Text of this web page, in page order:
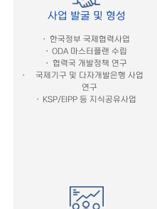
사업 발굴 및 형성
한국정부 국제협력사업
ODA 마스터플랜 수립
협력국 개발정책 연구
국제기구 및 다자개발은행 사업
연구
KSP/EIPP 등 지식공유사업